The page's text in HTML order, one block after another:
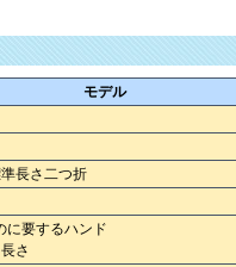
モデル
長さ二つ折
に要するハンド
さ